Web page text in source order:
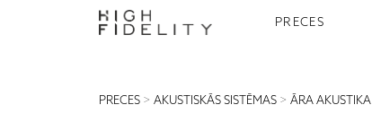
PRECES
PRECES > AKUSTISKĀS SISTĒMAS > ĀRA AKUSTIKA